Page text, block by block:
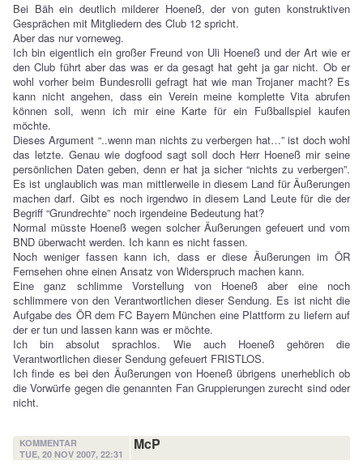
Bei Bäh ein deutlich milderer Hoeneß, der von guten konstruktiven
Gesprächen mit Mitgliedern des Club 12 spricht.
Aber das nur vorneweg.
Ich bin eigentlich ein großer Freund von Uli Hoeneß und der Art wie er
den Club führt aber das was er da gesagt hat geht ja gar nicht. Ob er
wohl vorher beim Bundesrolli gefragt hat wie man Trojaner macht? Es
kann nicht angehen, dass ein Verein meine komplette Vita abrufen
können soll, wenn ich mir eine Karte für ein Fußballspiel kaufen
möchte.
Dieses Argument “..wenn man nichts zu verbergen hat…” ist doch wohl
das letzte. Genau wie dogfood sagt soll doch Herr Hoeneß mir seine
persönlichen Daten geben, denn er hat ja sicher “nichts zu verbergen”.
Es ist unglaublich was man mittlerweile in diesem Land für Äußerungen
machen darf. Gibt es noch irgendwo in diesem Land Leute für die der
Begriff “Grundrechte” noch irgendeine Bedeutung hat?
Normal müsste Hoeneß wegen solcher Äußerungen gefeuert und vom
BND überwacht werden. Ich kann es nicht fassen.
Noch weniger fassen kann ich, dass er diese Äußerungen im ÖR
Fernsehen ohne einen Ansatz von Widerspruch machen kann.
Eine ganz schlimme Vorstellung von Hoeneß aber eine noch
schlimmere von den Verantwortlichen dieser Sendung. Es ist nicht die
Aufgabe des ÖR dem FC Bayern München eine Plattform zu liefern auf
der er tun und lassen kann was er möchte.
Ich bin absolut sprachlos. Wie auch Hoeneß gehören die
Verantwortlichen dieser Sendung gefeuert FRISTLOS.
Ich finde es bei den Äußerungen von Hoeneß übrigens unerheblich ob
die Vorwürfe gegen die genannten Fan Gruppierungen zurecht sind oder
nicht.
KOMMENTAR
TUE, 20 NOV 2007, 22:31
McP